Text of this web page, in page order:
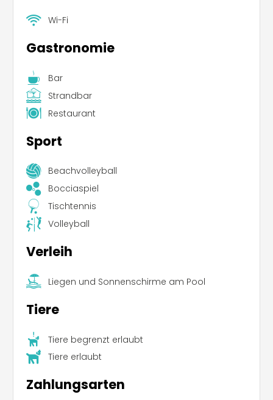
Wi-Fi
Gastronomie
Bar
Strandbar
Restaurant
Sport
Beachvolleyball
Bocciaspiel
Tischtennis
Volleyball
Verleih
Liegen und Sonnenschirme am Pool
Tiere
Tiere begrenzt erlaubt
Tiere erlaubt
Zahlungsarten